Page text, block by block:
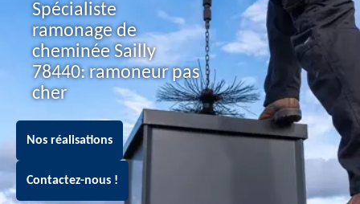
Spécialiste
ramonage de
cheminée Sailly
78440: ramoneur pas
cher
Nos réalisations
Contactez-nous !